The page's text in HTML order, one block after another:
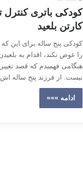
کودکی باتری کنترل
کارتن بلعید
کودکی پنج ساله برای این
را عوض نکند، اقدام به
هنگامی فهمیدم که قصد
نیست. از فرزند پنج ساله اش
ادامه »»»